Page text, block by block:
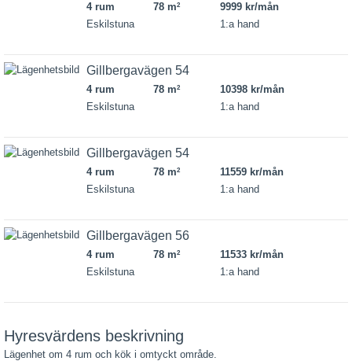
4 rum 78 m2
9999 kr/mån
Eskilstuna
1:a hand
Gillbergavägen 54
4 rum 78 m2
10398 kr/mån
Eskilstuna
1:a hand
Gillbergavägen 54
4 rum 78 m2
11559 kr/mån
Eskilstuna
1:a hand
Gillbergavägen 56
4 rum 78 m2
11533 kr/mån
Eskilstuna
1:a hand
Hyresvärdens beskrivning
Lägenhet om 4 rum och kök i omtyckt område.